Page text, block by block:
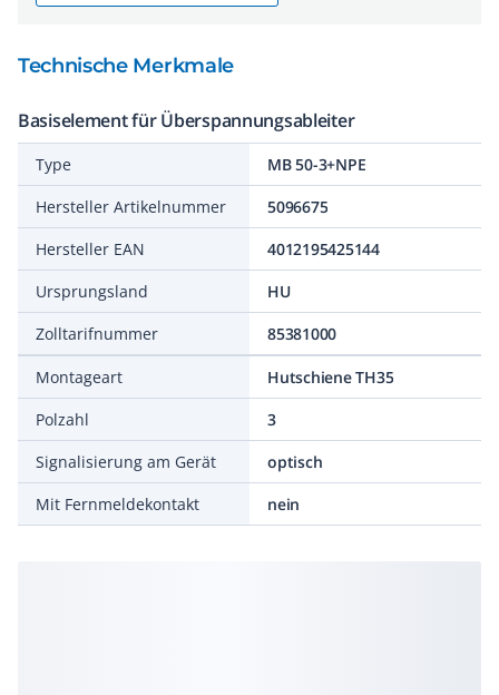
Technische Merkmale
Basiselement für Überspannungsableiter
Type
MB 50-3+NPE
Hersteller Artikelnummer
5096675
Hersteller EAN
4012195425144
Ursprungsland
HU
Zolltarifnummer
85381000
Montageart
Hutschiene TH35
Polzahl
3
Signalisierung am Gerät
optisch
Mit Fernmeldekontakt
nein